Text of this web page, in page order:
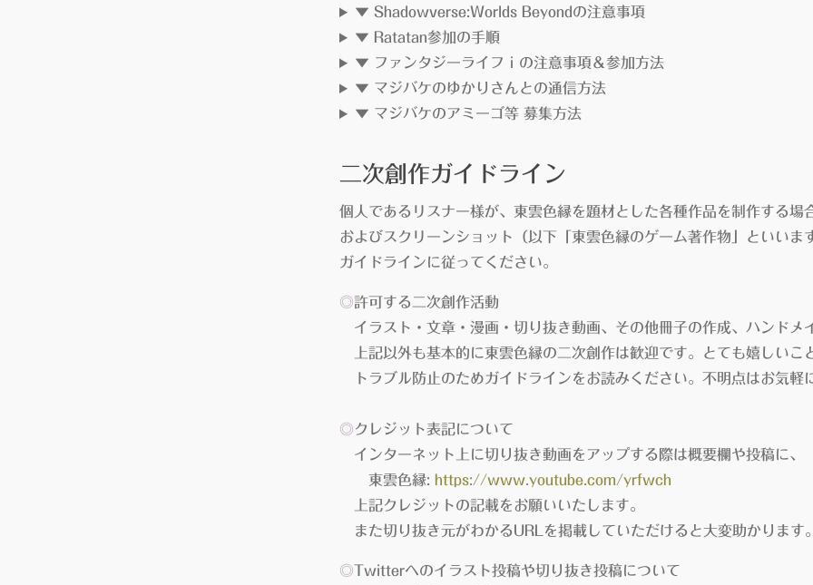
▼ Shadowverse:Worlds Beyondの注意事項
▼ Ratatan参加の手順
▼ ファンタジーライフｉの注意事項＆参加方法
▼ マジバケのゆかりさんとの通信方法
▼ マジバケのアミーゴ等 募集方法
二次創作ガイドライン
個人であるリスナー様が、東雲色縁を題材とした各種作品を制作する
およびスクリーンショット（以下「東雲色縁のゲーム著作物」といい
ガイドラインに従ってください。
◎許可する二次創作活動
イラスト・文章・漫画・切り抜き動画、その他冊子の作成、ハンド
上記以外も基本的に東雲色縁の二次創作は歓迎です。とても嬉しいこ
トラブル防止のためガイドラインをお読みください。不明点はお気軽
◎クレジット表記について
インターネット上に切り抜き動画をアップする際は概要欄や投稿に、
東雲色縁: https://www.youtube.com/yrfwch
上記クレジットの記載をお願いいたします。
また切り抜き元がわかるURLを掲載していただけると大変助かります
◎Twitterへのイラスト投稿や切り抜き投稿について